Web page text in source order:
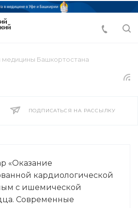
медицины Башкортостана
ПОДПИСАТЬСЯ НА РАССЫЛКУ
«Оказание
кардиологической
с ишемической
Современные